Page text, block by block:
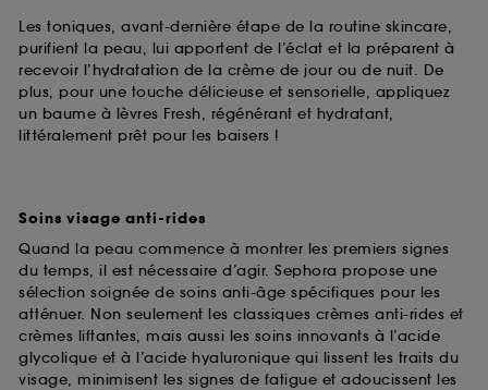
Les toniques, avant-dernière étape de la routine skincare,
purifient la peau, lui apportent de l’éclat et la préparent à
recevoir l’hydratation de la crème de jour ou de nuit. De
plus, pour une touche délicieuse et sensorielle, appliquez
un baume à lèvres Fresh, régénérant et hydratant,
littéralement prêt pour les baisers !
Soins visage anti-rides
Quand la peau commence à montrer les premiers signes
du temps, il est nécessaire d’agir. Sephora propose une
sélection soignée de soins anti-âge spécifiques pour les
atténuer. Non seulement les classiques crèmes anti-rides et
crèmes liftantes, mais aussi les soins innovants à l’acide
glycolique et à l’acide hyaluronique qui lissent les traits du
visage, minimisent les signes de fatigue et adoucissent les